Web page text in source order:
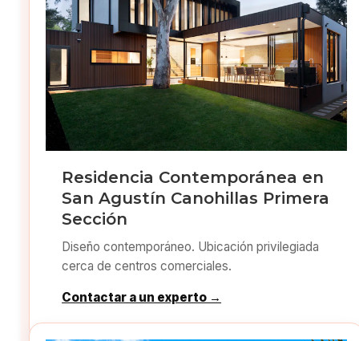
Residencia Contemporánea en
San Agustín Canohillas Primera
Sección
Diseño contemporáneo. Ubicación privilegiada
cerca de centros comerciales.
Contactar a un experto →